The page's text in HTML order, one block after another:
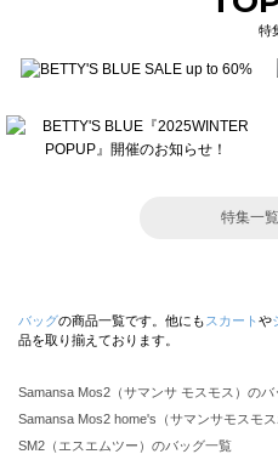
特
特集一
バッグの商品一覧です。他にも スカート や
品を取り揃えております。
Samansa Mos2（サマンサ モスモス）のバ
Samansa Mos2 home's（サマンサモスモ
SM2（エスエムツー）のバッグ一覧